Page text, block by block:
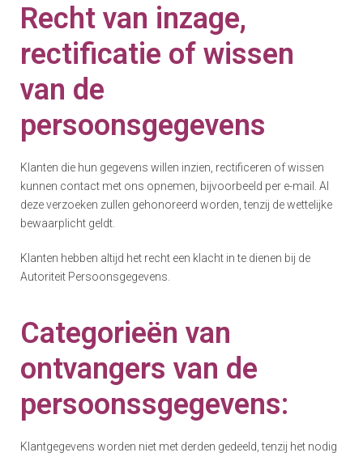
Recht van inzage,
rectificatie of wissen
van de
persoonsgegevens
Klanten die hun gegevens willen inzien, rectificeren of wissen
kunnen contact met ons opnemen, bijvoorbeeld per e-mail. Al
deze verzoeken zullen gehonoreerd worden, tenzij de wettelijke
bewaarplicht geldt.
Klanten hebben altijd het recht een klacht in te dienen bij de
Autoriteit Persoonsgegevens.
Categorieën van
ontvangers van de
persoonssgegevens:
Klantgegevens worden niet met derden gedeeld, tenzij het nodig